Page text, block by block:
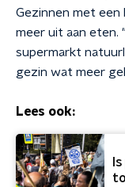
Gezinnen met een
meer uit aan eten.
supermarkt
gezin wat meer
Lees ook: